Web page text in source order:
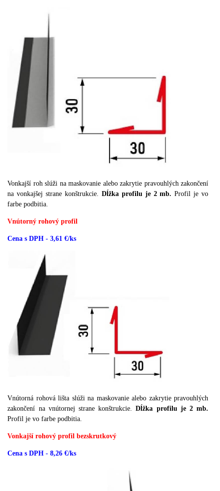
Vonkajší roh slúži na maskovanie alebo zakrytie pravouhlých zakončení
na vonkajšej strane konštrukcie. Dĺžka profilu je 2 mb. Profil je vo
farbe podbitia.
Vnútorný rohový profil
Cena s DPH - 3,61 €/ks
Vnútorná rohová lišta slúži na maskovanie alebo zakrytie pravouhlých
zakončení na vnútornej strane konštrukcie.
Dĺžka profilu je 2 mb.
Profil je vo farbe podbitia.
Vonkajší rohový profil bezskrutkový
Cena s DPH - 8,26 €/ks